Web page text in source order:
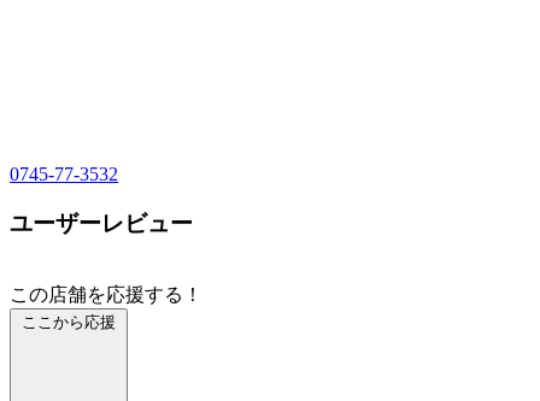
0745-77-3532
ユーザーレビュー
この店舗を応援する！
ここから応援